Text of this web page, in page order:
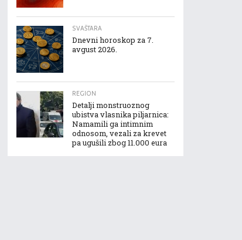
SVAŠTARA
Dnevni horoskop za 7.
avgust 2026.
REGION
Detalji monstruoznog
ubistva vlasnika piljarnica:
Namamili ga intimnim
odnosom, vezali za krevet
pa ugušili zbog 11.000 eura